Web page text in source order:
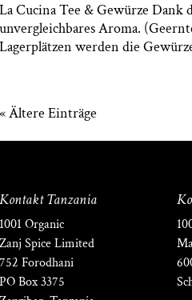
La Cucina Tee & Gewürze
unvergleichbares Aroma.
Lagerplätzen werden die
« Ältere Einträge
Kontakt Tanzania
1001 Organic
Zanj Spice Limited
752 Forodhani
PO Box 3375